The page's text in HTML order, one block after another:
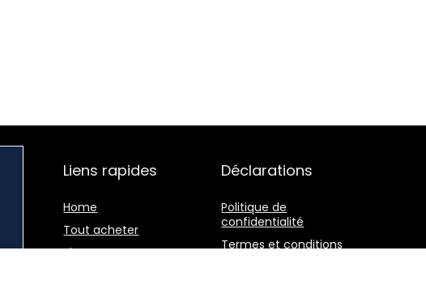
Liens rapides
Home
Tout acheter
Blogs
Déclarations
Politique de
confidentialité
Termes et conditions